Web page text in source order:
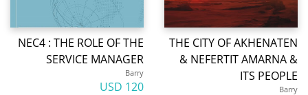
THE CITY OF AKHENATEN
& NEFERTIT AMARNA &
ITS PEOPLE
Barry
NEC4 : THE ROLE OF THE
SERVICE MANAGER
Barry
120 USD